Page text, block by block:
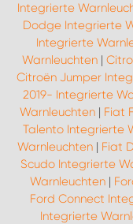
Integrierte
Dodge Integrierte
Integrierte
Warnleuchten|
Citroën Jumper
2019- Integrierte
Warnleuchten | Fiat
Talento Integrierte
Warnleuchten| Fiat
Scudo Integrierte
Warnleuchten|
Ford Connect
Integrierte